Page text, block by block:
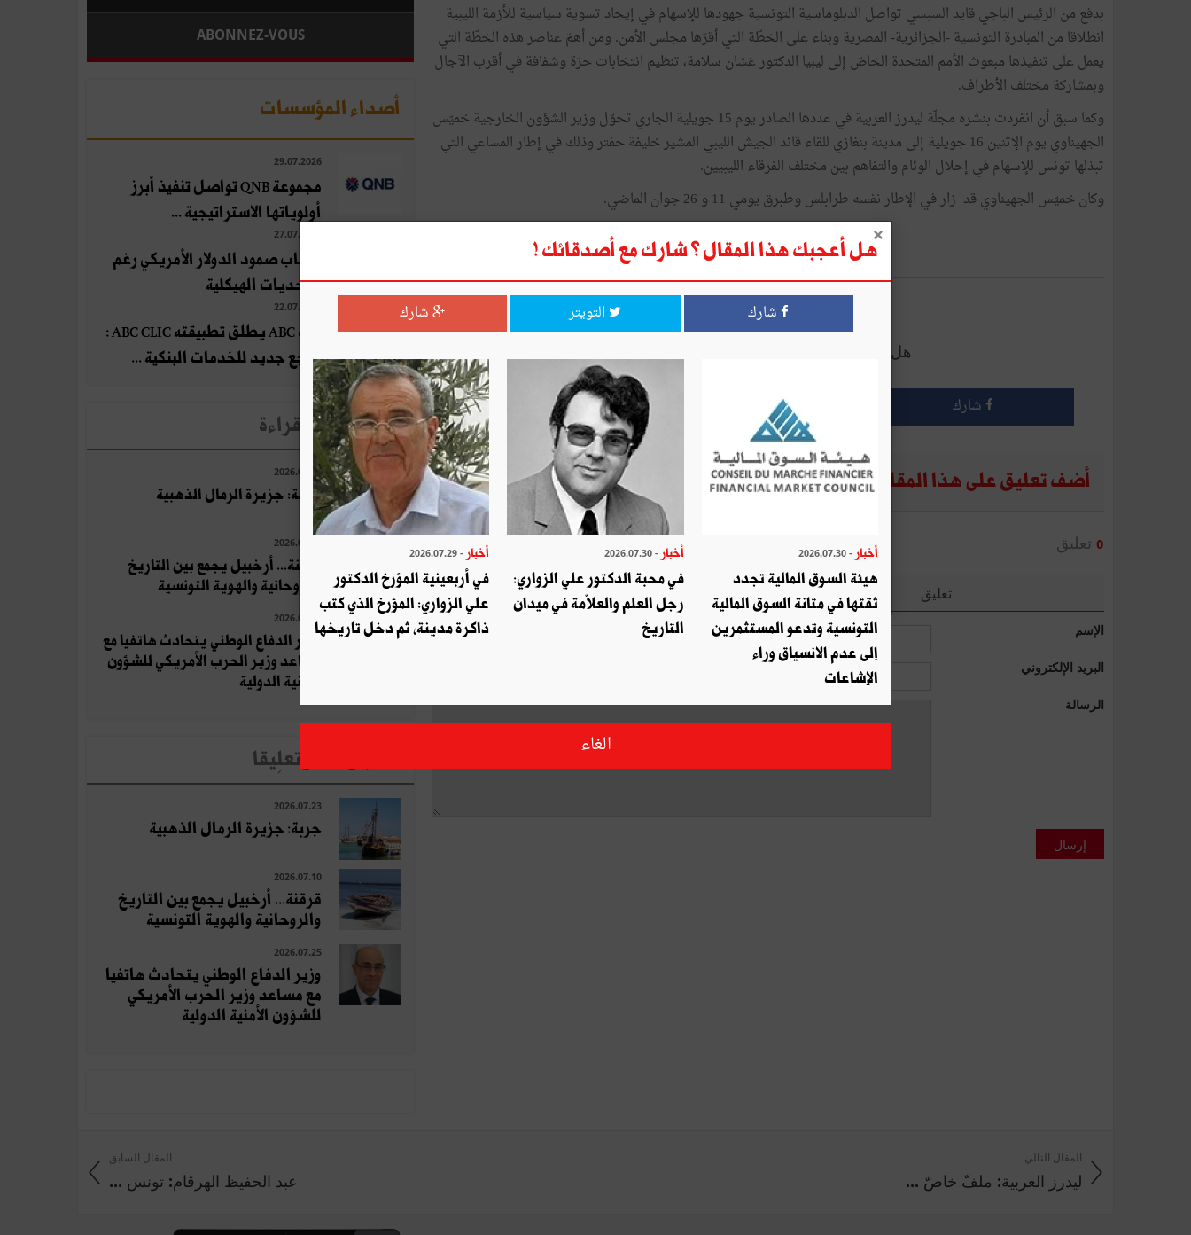
بدفع من الرئيس الباجي قايد السبسي تواصل الدبلوماسية التونسية جهودها للإسهام في إيجاد تسوية سياسية للأزمة الليبية
انطلاقا من المبادرة التونسية -الجزائرية- المصرية وبناء على الخطّة التي أقرّها مجلس الأمن. ومن أهمّ عناصر هذه الخطّة التي
يعمل على تنفيذها مبعوث الأمم المتحدة الخاصّ إلى ليبيا الدكتور غسّان سلامة، تنظيم انتخابات حرّة وشفافة في أقرب الآجال
وبمشاركة مختلف الأطراف.
وكما سبق أن انفردت بنشره مجلّة ليدرز العربية في عددها الصادر يوم 15 جويلية الجاري تحوّل وزير الشؤون الخارجية خميّس
الجهيناوي يوم الإثنين 16 جويلية إلى مدينة بنغازي للقاء قائد الجيش الليبي المشير خليفة حفتر وذلك في إطار المساعي التي
تبذلها تونس للإسهام في إحلال الوئام والتفاهم بين مختلف الفرقاء الليبيين.
وكان خميّس الجهيناوي قد زار في الإطار نفسه طرابلس وطبرق يومي 11 و 26 جوان الماضي.
أرسل إلى صديق
هل أعجبك هذا المقال ؟ شارك مع أصدقائك !
شارك التويتر شارك
أضف تعليق على هذا المقال
0 تعليق
اكتب تعليق تعليق
الإسم
البريد الإلكتروني
الرسالة
إرسال
ABONNEZ-VOUS
أصداء المؤسسات
29.07.2026
مجموعة QNB تواصل تنفيذ أبرز
أولوياتها الاستراتيجية ...
27.07.2026
أسباب صمود الدولار الأمريكي رغم
التحديات الهيكلية
22.07.2026
بنك ABC يطلق تطبيقته ABC CLIC :
مرجع جديد للخدمات البنكية ...
الأخبار الأكثر قراءة
2026.07.23
جربة: جزيرة الرمال الذهبية
2026.07.10
قرقنة... أرخبيل يجمع بين التاريخ
والروحانية والهوية التونسية
2026.07.25
وزير الدفاع الوطني يتحادث هاتفيا مع
مساعد وزير الحرب الأمريكي للشؤون
الأمنية الدولية
الأخبار الأكثر تعلِيقا
2026.07.23
جربة: جزيرة الرمال الذهبية
2026.07.10
قرقنة... أرخبيل يجمع بين التاريخ
والروحانية والهوية التونسية
2026.07.25
وزير الدفاع الوطني يتحادث هاتفيا
مع مساعد وزير الحرب الأمريكي
للشؤون الأمنية الدولية
المقال السابق
عبد الحفيظ الهرقام: تونس ...
المقال التالي
ليدرز العربية: ملفّ خاصّ ...
هل أعجبك هذا المقال ؟ شارك مع أصدقائك !
شارك التويتر شارك
أخبار - 2026.07.30
هيئة السوق المالية تجدد
ثقتها في متانة السوق المالية
التونسية وتدعو المستثمرين
إلى عدم الانسياق وراء
الإشاعات
أخبار - 2026.07.30
في محبة الدكتور علي الزواري:
رجل العلم والعلاّمة في ميدان
التاريخ
أخبار - 2026.07.29
في أربعينية المؤرخ الدكتور
علي الزواري: المؤرخ الذي كتب
ذاكرة مدينة، ثم دخل تاريخها
الغاء